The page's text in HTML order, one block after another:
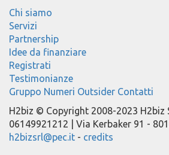
Chi siamo
Servizi
Partnership
Idee da finanziare
Registrati
Testimonianze
Gruppo Numeri Outsider Contatti
H2biz © Copyright 2008-2023 H2biz
06149921212 | Via Kerbaker 91 -
h2bizsrl@pec.it - credits